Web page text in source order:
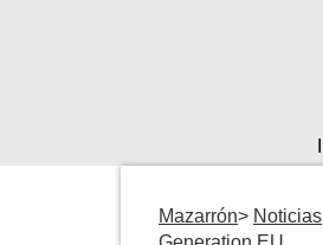
Mazarrón Noticias